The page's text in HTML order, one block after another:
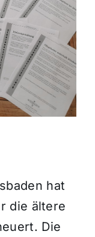
hat
die ältere
Die